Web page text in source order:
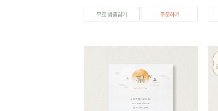
무료 샘플담기 주문하기